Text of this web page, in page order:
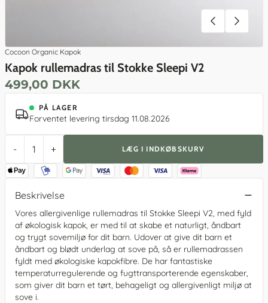
Cocoon Organic Kapok
Kapok rullemadras til Stokke Sleepi V2
499,00 DKK
PÅ LAGER
Forventet levering tirsdag 11.08.2026
- + LÆG I INDKØBSKURV
Beskrivelse
Vores allergivenlige rullemadras til Stokke Sleepi V2, med fyld
af økologisk kapok, er med til at skabe et naturligt, åndbart
og trygt sovemiljø for dit barn. Udover at give dit barn et
åndbart og blødt underlag at sove på, så er rullemadrassen
fyldt med økologiske kapokfibre. De har fantastiske
temperaturregulerende og fugttransporterende egenskaber,
som giver dit barn et tørt, behageligt og allergivenligt miljø at
sove i.